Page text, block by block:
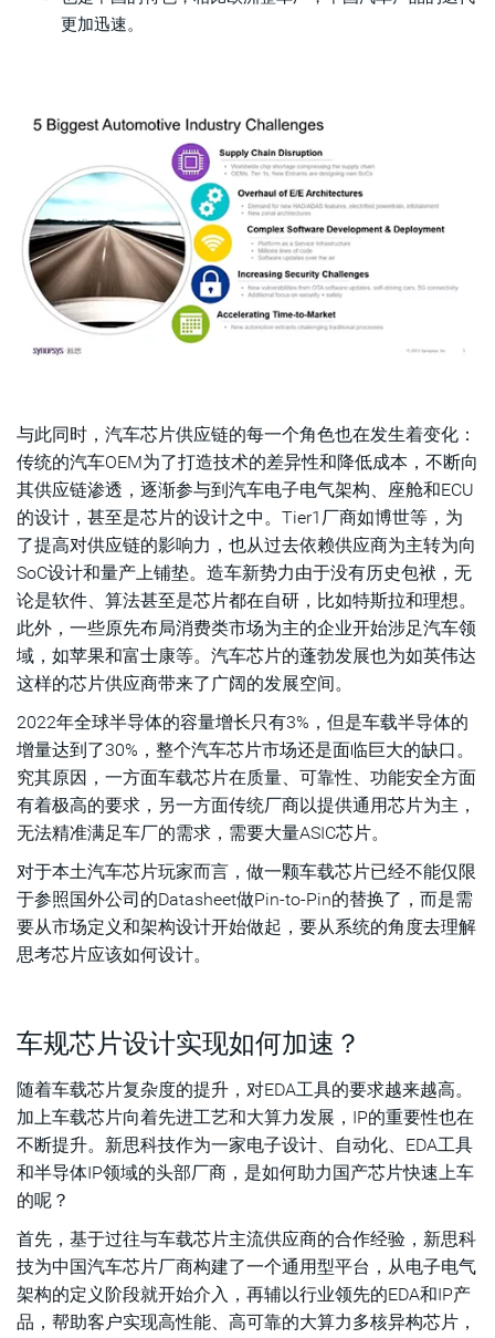
更加迅速。
与此同时，汽车芯片供应链的每一个角色也在发生着变化：
传统的汽车OEM为了打造技术的差异性和降低成本，不断向
其供应链渗透，逐渐参与到汽车电子电气架构、座舱和ECU
的设计，甚至是芯片的设计之中。Tier1厂商如博世等，为
了提高对供应链的影响力，也从过去依赖供应商为主转为向
SoC设计和量产上铺垫。造车新势力由于没有历史包袱，无
论是软件、算法甚至是芯片都在自研，比如特斯拉和理想。
此外，一些原先布局消费类市场为主的企业开始涉足汽车领
域，如苹果和富士康等。汽车芯片的蓬勃发展也为如英伟达
这样的芯片供应商带来了广阔的发展空间。
2022年全球半导体的容量增长只有3%，但是车载半导体的
增量达到了30%，整个汽车芯片市场还是面临巨大的缺口。
究其原因，一方面车载芯片在质量、可靠性、功能安全方面
有着极高的要求，另一方面传统厂商以提供通用芯片为主，
无法精准满足车厂的需求，需要大量ASIC芯片。
对于本土汽车芯片玩家而言，做一颗车载芯片已经不能仅限
于参照国外公司的Datasheet做Pin-to-Pin的替换了，而是需
要从市场定义和架构设计开始做起，要从系统的角度去理解
思考芯片应该如何设计。
车规芯片设计实现如何加速？
随着车载芯片复杂度的提升，对EDA工具的要求越来越高。
加上车载芯片向着先进工艺和大算力发展，IP的重要性也在
不断提升。新思科技作为一家电子设计、自动化、EDA工具
和半导体IP领域的头部厂商，是如何助力国产芯片快速上车
的呢？
首先，基于过往与车载芯片主流供应商的合作经验，新思科
技为中国汽车芯片厂商构建了一个通用型平台，从电子电气
架构的定义阶段就开始介入，再辅以行业领先的EDA和IP产
品，帮助客户实现高性能、高可靠的大算力多核异构芯片，